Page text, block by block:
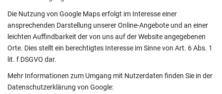
Die Nutzung von Google Maps erfolgt im Interesse einer
ansprechenden Darstellung unserer Online-Angebote und an einer
leichten Auffindbarkeit der von uns auf der Website angegebenen
Orte. Dies stellt ein berechtigtes Interesse im Sinne von Art. 6 Abs. 1
lit. f DSGVO dar.
Mehr Informationen zum Umgang mit Nutzerdaten finden Sie in der
Datenschutzerklärung von Google: